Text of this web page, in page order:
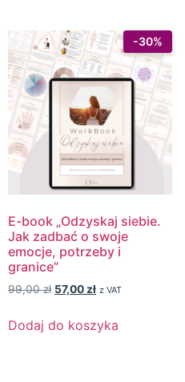
E-book „Odzyskaj siebie.
Jak zadbać o swoje
emocje, potrzeby i
granice”
99,00zł 57,00zł z VAT
Dodaj do koszyka